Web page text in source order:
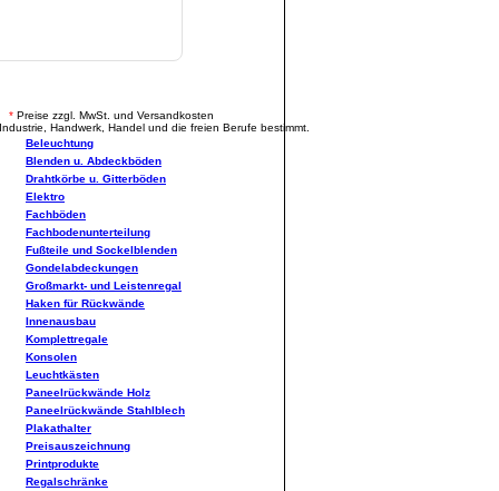
* Preise zzgl. MwSt. und Versandkosten
Handwerk, Handel und die freien Berufe bestimmt.
Beleuchtung
Blenden u. Abdeckböden
Drahtkörbe u. Gitterböden
Elektro
Fachböden
Fachbodenunterteilung
Fußteile und Sockelblenden
Gondelabdeckungen
Großmarkt- und Leistenregal
Haken für Rückwände
Innenausbau
Komplettregale
Konsolen
Leuchtkästen
Paneelrückwände Holz
Paneelrückwände Stahlblech
Plakathalter
Preisauszeichnung
Printprodukte
Regalschränke